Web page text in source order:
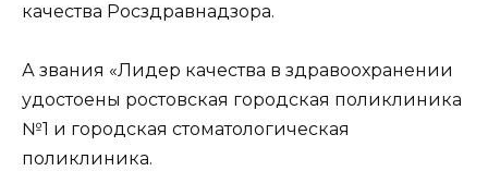
качества Росздравнадзора.
А звания «Лидер качества в здравоохранении
удостоены ростовская городская поликлиника
№1 и городская стоматологическая
поликлиника.